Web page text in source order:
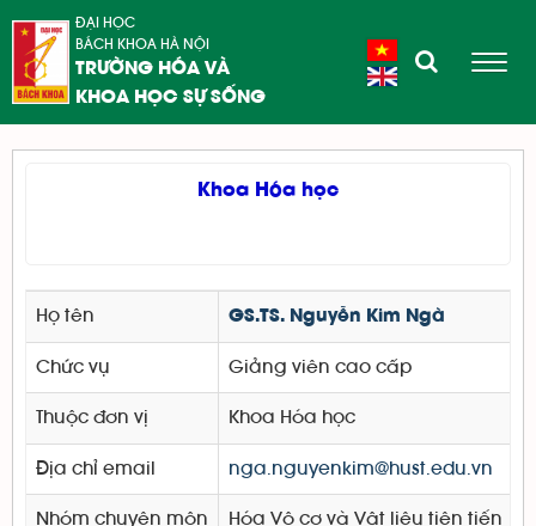
ĐẠI HỌC
BÁCH KHOA HÀ NỘI
TRƯỜNG HÓA VÀ
KHOA HỌC SỰ SỐNG
Khoa Hóa học
Họ tên GS.TS. Nguyễn Kim Ngà
Chức vụ Giảng viên cao cấp
Thuộc đơn vị Khoa Hóa học
Địa chỉ email nga.nguyenkim@hust.edu.vn
Nhóm chuyên môn Hóa Vô cơ và Vật liệu tiên tiến